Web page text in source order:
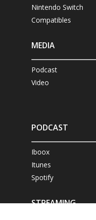
Nintendo Switch
Compatibles
MEDIA
Podcast
Video
PODCAST
Iboox
Itunes
Spotify
STREAMING